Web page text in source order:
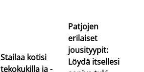
Stailaa kotisi
tekokukilla ja -
Patjojen
erilaiset
jousityypit:
Löydä itsellesi